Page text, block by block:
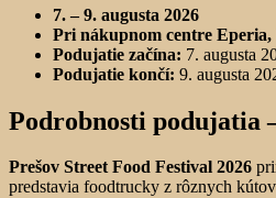
7. – 9. augusta 2026
Pri nákupnom centre Eperia,
Podujatie začína: 7. augusta
Podujatie končí: 9. augusta
Podrobnosti podujatia
Prešov Street Food Festival 2026
predstavia foodtrucky z rôznych